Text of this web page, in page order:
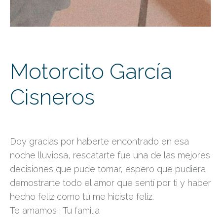
Motorcito García
Cisneros
Doy gracias por haberte encontrado en esa
noche lluviosa, rescatarte fue una de las mejores
decisiones que pude tomar, espero que pudiera
demostrarte todo el amor que sentí por ti y haber
hecho feliz como tú me hiciste feliz.
Te amamos : Tu familia